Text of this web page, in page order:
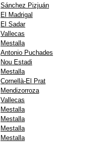
Sánchez Pizjuán
El Madrigal
El Sadar
Vallecas
Mestalla
Antonio Puchades
Nou Estadi
Mestalla
Cornellà-El Prat
Mendizorroza
Vallecas
Mestalla
Mestalla
Mestalla
Mestalla